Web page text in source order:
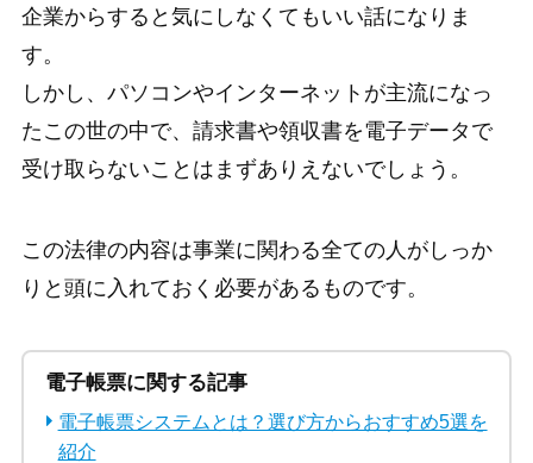
企業からすると気にしなくてもいい話になりま
す。
しかし、パソコンやインターネットが主流になっ
たこの世の中で、請求書や領収書を電子データで
受け取らないことはまずありえないでしょう。
この法律の内容は事業に関わる全ての人がしっか
りと頭に入れておく必要があるものです。
電子帳票に関する記事
電子帳票システムとは？選び方からおすすめ5選を
紹介